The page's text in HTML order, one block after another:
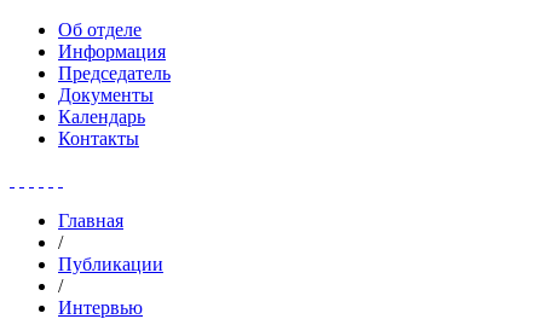
Об отделе
Информация
Председатель
Документы
Календарь
Контакты
Главная
/
Публикации
/
Интервью